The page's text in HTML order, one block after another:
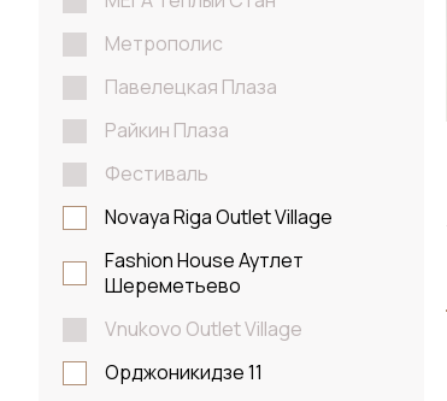
Метрополис
Павелецкая Плаза
Райкин Плаза
Фестиваль
Novaya Riga Outlet Village
Fashion House Аутлет
Шереметьево
Vnukovo Outlet Village
Орджоникидзе 11